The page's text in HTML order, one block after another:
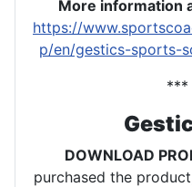
More information
https://
p/en/gestics-sports-
***
DOWNLOAD
purchased the